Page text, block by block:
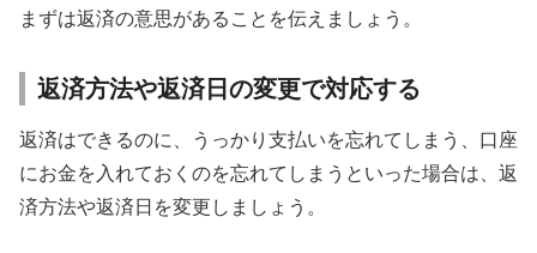
まずは返済の意思があることを伝えましょう。
返済方法や返済日の変更で対応する
返済はできるのに、うっかり支払いを忘れてしまう、口座
にお金を入れておくのを忘れてしまうといった場合は、返
済方法や返済日を変更しましょう。